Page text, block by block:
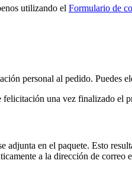
utilizando el Formulario de
personal al pedido. Puedes
una vez finalizado el
adjunta en el paquete. Esto
a la dirección de correo